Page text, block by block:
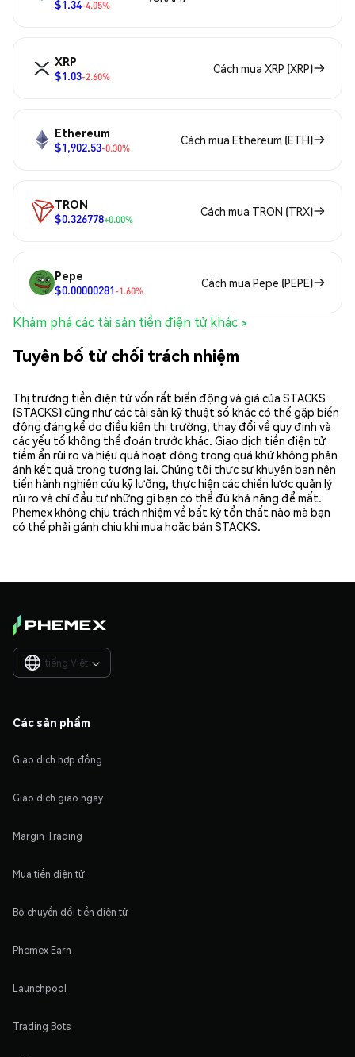
$1.34-4.05%
XRP
$1.03-2.60%
Cách mua XRP (XRP)
Ethereum
$1,902.53-0.30%
Cách mua Ethereum (ETH)
TRON
$0.326778+0.00%
Cách mua TRON (TRX)
Pepe
$0.00000281-1.60%
Cách mua Pepe (PEPE)
Khám phá các tài sản tiền điện tử khác >
Tuyên bố từ chối trách nhiệm
Thị trường tiền điện tử vốn rất biến động và giá của STACKS
(STACKS) cũng như các tài sản kỹ thuật số khác có thể gặp biến
động đáng kể do điều kiện thị trường, thay đổi về quy định và
các yếu tố không thể đoán trước khác. Giao dịch tiền điện tử
tiềm ẩn rủi ro và hiệu quả hoạt động trong quá khứ không phản
ánh kết quả trong tương lai. Chúng tôi thực sự khuyên bạn nên
tiến hành nghiên cứu kỹ lưỡng, thực hiện các chiến lược quản lý
rủi ro và chỉ đầu tư những gì bạn có thể đủ khả năng để mất.
Phemex không chịu trách nhiệm về bất kỳ tổn thất nào mà bạn
có thể phải gánh chịu khi mua hoặc bán STACKS.
tiếng Việt 
Các sản phẩm
Giao dịch hợp đồng
Giao dịch giao ngay
Margin Trading
Mua tiền điện tử
Bộ chuyển đổi tiền điện tử
Phemex Earn
Launchpool
Trading Bots